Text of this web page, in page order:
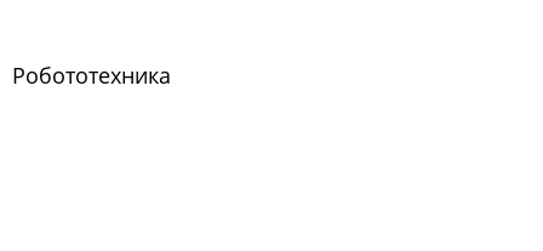
Робототехника